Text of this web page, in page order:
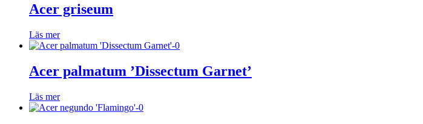
Acer griseum
Läs mer
Acer palmatum ’Dissectum Garnet’
Läs mer